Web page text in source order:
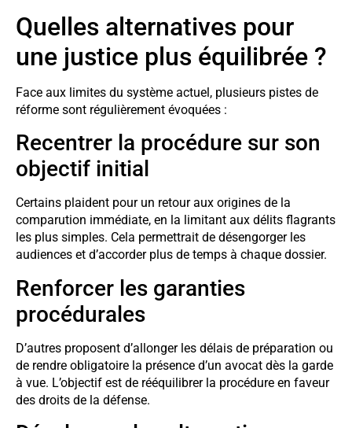
Quelles alternatives pour
une justice plus équilibrée ?
Face aux limites du système actuel, plusieurs pistes de
réforme sont régulièrement évoquées :
Recentrer la procédure sur son
objectif initial
Certains plaident pour un retour aux origines de la
comparution immédiate, en la limitant aux délits flagrants
les plus simples. Cela permettrait de désengorger les
audiences et d’accorder plus de temps à chaque dossier.
Renforcer les garanties
procédurales
D’autres proposent d’allonger les délais de préparation ou
de rendre obligatoire la présence d’un avocat dès la garde
à vue. L’objectif est de rééquilibrer la procédure en faveur
des droits de la défense.